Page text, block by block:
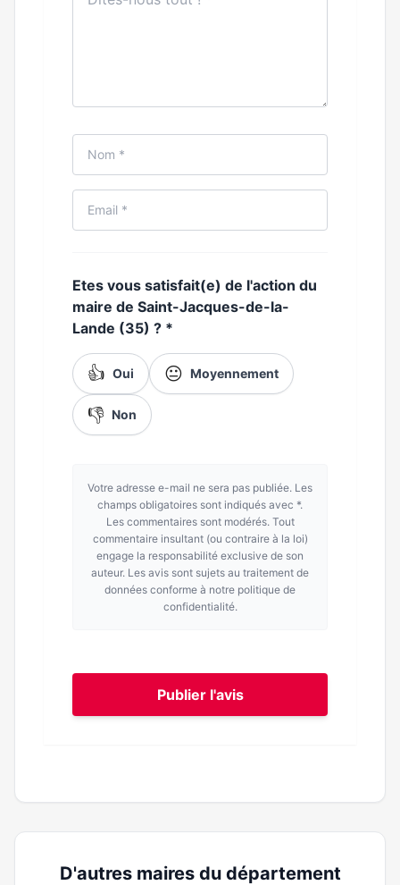
Etes vous satisfait(e) de l'action du
maire de Saint-Jacques-de-la-
Lande (35) ? *
👍 Oui 😐 Moyennement
👎 Non
Votre adresse e-mail ne sera pas publiée. Les
champs obligatoires sont indiqués avec *.
Les commentaires sont modérés. Tout
commentaire insultant (ou contraire à la loi)
engage la responsabilité exclusive de son
auteur. Les avis sont sujets au traitement de
données conforme à notre politique de
confidentialité.
Publier l'avis
D'autres maires du département